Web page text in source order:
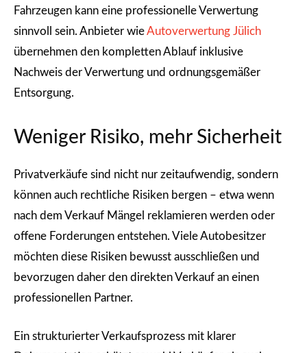
Fahrzeugen kann eine professionelle Verwertung
sinnvoll sein. Anbieter wieAutoverwertung Jülich
übernehmen den kompletten Ablauf inklusive
Nachweis der Verwertung und ordnungsgemäßer
Entsorgung.
Weniger Risiko, mehr Sicherheit
Privatverkäufe sind nicht nur zeitaufwendig, sondern
können auch rechtliche Risiken bergen – etwa wenn
nach dem Verkauf Mängel reklamieren werden oder
offene Forderungen entstehen. Viele Autobesitzer
möchten diese Risiken bewusst ausschließen und
bevorzugen daher den direkten Verkauf an einen
professionellen Partner.
Ein strukturierter Verkaufsprozess mit klarer